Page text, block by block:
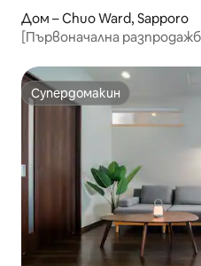
Дом – Chuo Ward, Sapporo
[Първоначална
души/1 частно
годишна стара къща
Супердомакин
Супердомакин